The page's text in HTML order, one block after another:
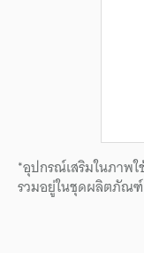
*อุปกรณ์เสริมในภาพ
รวมอยู่ในชุดผลิตภัณฑ์